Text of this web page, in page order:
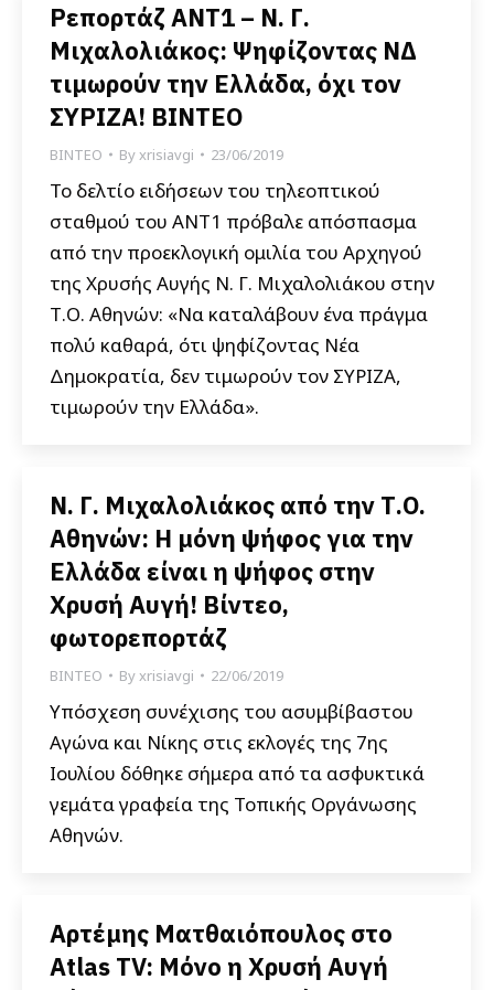
Ρεπορτάζ ANT1 – Ν. Γ.
Μιχαλολιάκος: Ψηφίζοντας ΝΔ
τιμωρούν την Ελλάδα, όχι τον
ΣΥΡΙΖΑ! ΒΙΝΤΕΟ
ΒΙΝΤΕΟ Byxrisiavgi 23/06/2019
Το δελτίο ειδήσεων του τηλεοπτικού
σταθμού του ANT1 πρόβαλε απόσπασμα
από την προεκλογική ομιλία του Αρχηγού
της Χρυσής Αυγής Ν. Γ. Μιχαλολιάκου στην
Τ.Ο. Αθηνών: «Να καταλάβουν ένα πράγμα
πολύ καθαρά, ότι ψηφίζοντας Νέα
Δημοκρατία, δεν τιμωρούν τον ΣΥΡΙΖΑ,
τιμωρούν την Ελλάδα».
Ν. Γ. Μιχαλολιάκος από την Τ.Ο.
Αθηνών: Η μόνη ψήφος για την
Ελλάδα είναι η ψήφος στην
Χρυσή Αυγή! Βίντεο,
φωτορεπορτάζ
ΒΙΝΤΕΟ Byxrisiavgi 22/06/2019
Υπόσχεση συνέχισης του ασυμβίβαστου
Αγώνα και Νίκης στις εκλογές της 7ης
Ιουλίου δόθηκε σήμερα από τα ασφυκτικά
γεμάτα γραφεία της Τοπικής Οργάνωσης
Αθηνών.
Αρτέμης Ματθαιόπουλος στο
Atlas TV: Μόνο η Χρυσή Αυγή